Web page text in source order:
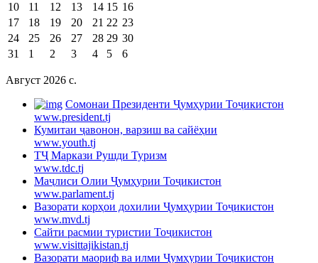
10
11 12 13 14 15 16
17
18 19 20 21 22 23
24
25 26 27 28 29 30
31
1 2 3 4 5 6
Август 2026 c.
Cомонаи Президенти Ҷумҳурии Тоҷикистон
www.president.tj
Кумитаи ҷавонон, варзиш ва сайёҳии
www.youth.tj
ТҶ Маркази Рушди Туризм
www.tdc.tj
Маҷлиси Олии Ҷумҳурии Тоҷикистон
www.parlament.tj
Вазорати корҳои дохилии Ҷумҳурии Тоҷикистон
www.mvd.tj
Сайти расмии туристии Тоҷикистон
www.visittajikistan.tj
Вазорати маориф ва илми Ҷумҳурии Тоҷикистон